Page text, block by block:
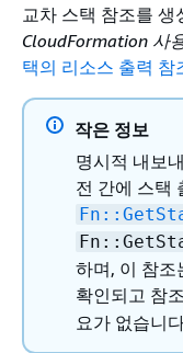
교차 스택 참조를
CloudFormation 사
택의 리소스 출력 참
작은 정보
명시적 내보
전 간에 스택
하며, 이 참조
확인되고 참
요가 없습니